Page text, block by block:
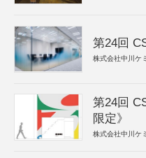
第24回
株式会社中川ケ
第24回
限定》
株式会社中川ケ